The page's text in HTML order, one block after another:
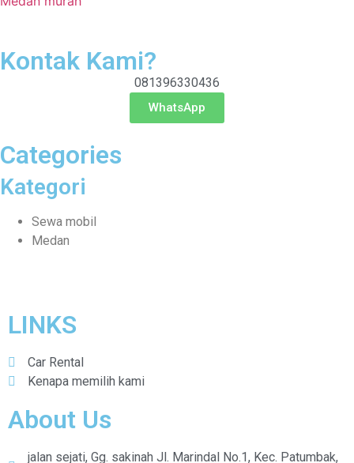
Kontak Kami?
081396330436
WhatsApp
Categories
Kategori
Sewa mobil
Medan
LINKS
Car Rental
Kenapa memilih kami
About Us
jalan sejati, Gg. sakinah Jl. Marindal No.1, Kec. Patumbak,